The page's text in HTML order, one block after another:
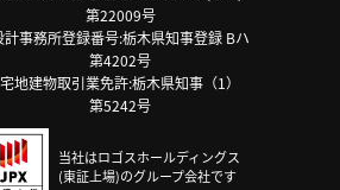
第22009号
計事務所登録番号:栃木県知事登録 Bハ
第4202号
宅地建物取引業免許:栃木県知事（1）
第5242号
当社はロゴスホールディングス
(東証上場)のグループ会社です